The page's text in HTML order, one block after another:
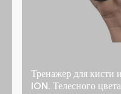
Тренажер для кисти
ION. Телесного